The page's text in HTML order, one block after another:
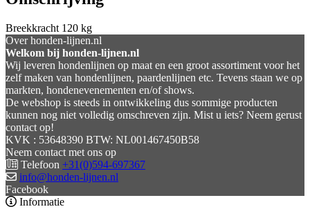
Breekkracht 120 kg
Over honden-lijnen.nl
Welkom bij honden-lijnen.nl
Wij leveren hondenlijnen op maat en een groot assortiment voor het
zelf maken van hondenlijnen, paardenlijnen etc. Tevens staan we op
markten, hondenevenementen en/of shows.
De webshop is steeds in ontwikkeling dus sommige producten
kunnen nog niet volledig omschreven zijn. Mist u iets? Neem gerust
contact op!
KVK : 53648390 BTW: NL001467450B58
Neem contact met ons op
Telefoon +31(0)594-697367
info@honden-lijnen.nl
Facebook
Informatie